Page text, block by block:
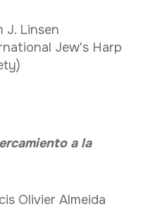
J. Linsen
Jew's Harp
a la
Olivier Almeida